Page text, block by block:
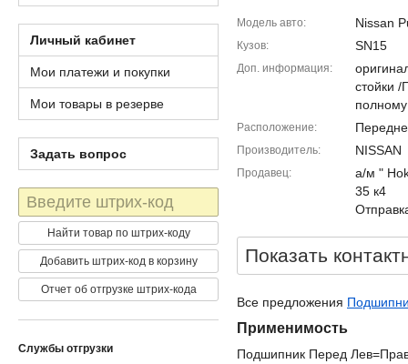
Модель авто Nissan
Кузов SN15
Доп. информация
стойки
Расположение
Производитель NISSAN
Продавец
а/м "
35 к4
Показать
Все предложения
Применимость
Подшипник Перед
Личный кабинет
Мои платежи и покупки
Мои товары в резерве
Задать вопрос
Штрих-
код
Найти товар по штрих-коду
Добавить штрих-код в корзину
Отчет об отгрузке штрих-кода
Службы отгрузки